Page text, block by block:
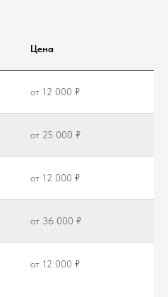
Цена
от 12 000 ₽
от 25 000 ₽
от 12 000 ₽
от 36 000 ₽
от 12 000 ₽